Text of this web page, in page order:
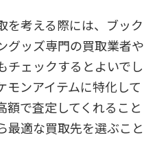
を考える際には、ブック
グッズ専門の買取業者や
チェックするとよいでし
モンアイテムに特化して
額で査定してくれること
最適な買取先を選ぶこと